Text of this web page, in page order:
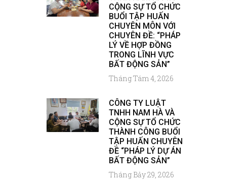
CỘNG SỰ TỔ CHỨC
BUỔI TẬP HUẤN
CHUYÊN MÔN VỚI
CHUYÊN ĐỀ: “PHÁP
LÝ VỀ HỢP ĐỒNG
TRONG LĨNH VỰC
BẤT ĐỘNG SẢN”
Tháng Tám 4, 2026
CÔNG TY LUẬT
TNHH NAM HÀ VÀ
CỘNG SỰ TỔ CHỨC
THÀNH CÔNG BUỔI
TẬP HUẤN CHUYÊN
ĐỀ “PHÁP LÝ DỰ ÁN
BẤT ĐỘNG SẢN”
Tháng Bảy 29, 2026